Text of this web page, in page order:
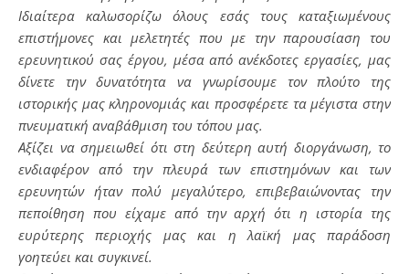
Ιδιαίτερα καλωσορίζω όλους εσάς τους καταξιωμένους
επιστήμονες και μελετητές που με την παρουσίαση του
ερευνητικού σας έργου, μέσα από ανέκδοτες εργασίες, μας
δίνετε την δυνατότητα να γνωρίσουμε τον πλούτο της
ιστορικής μας κληρονομιάς και προσφέρετε τα μέγιστα στην
πνευματική αναβάθμιση του τόπου μας.
Αξίζει να σημειωθεί ότι στη δεύτερη αυτή διοργάνωση, το
ενδιαφέρον από την πλευρά των επιστημόνων και των
ερευνητών ήταν πολύ μεγαλύτερο, επιβεβαιώνοντας την
πεποίθηση που είχαμε από την αρχή ότι η ιστορία της
ευρύτερης περιοχής μας και η λαϊκή μας παράδοση
γοητεύει και συγκινεί.